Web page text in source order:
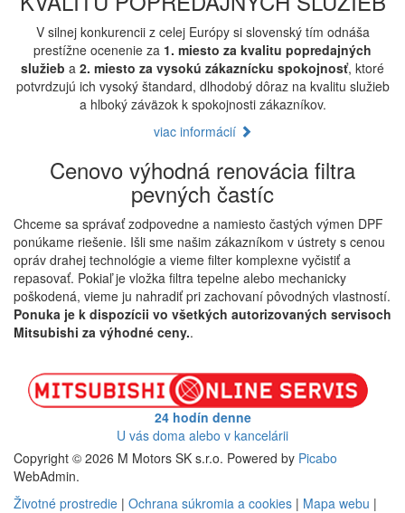
V silnej konkurencii z celej Európy si slovenský tím odnáša
prestížne ocenenie za 1. miesto za kvalitu popredajných
služieb a 2. miesto za vysokú zákaznícku spokojnosť, ktoré
potvrdzujú ich vysoký štandard, dlhodobý dôraz na kvalitu služieb
a hlboký záväzok k spokojnosti zákazníkov.
viac informácií
Cenovo výhodná renovácia filtra
pevných častíc
Chceme sa správať zodpovedne a namiesto častých výmen DPF
ponúkame riešenie. Išli sme našim zákazníkom v ústrety s cenou
opráv drahej technológie a vieme filter komplexne vyčistiť a
repasovať. Pokiaľ je vložka filtra tepelne alebo mechanicky
poškodená, vieme ju nahradiť pri zachovaní pôvodných vlastností.
Ponuka je k dispozícii vo všetkých autorizovaných servisoch
Mitsubishi za výhodné ceny..
24 hodín denne
U vás doma alebo v kancelárii
Copyright © 2026 M Motors SK s.r.o. Powered by Picabo
WebAdmin.
Životné prostredie | Ochrana súkromia a cookies | Mapa webu |